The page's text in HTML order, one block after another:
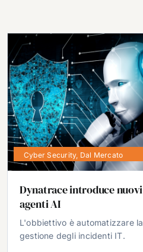
Cyber Security, Dal Mercato
Dynatrace introduce nuovi
agenti AI
L'obbiettivo è automatizzare la
gestione degli incidenti IT.